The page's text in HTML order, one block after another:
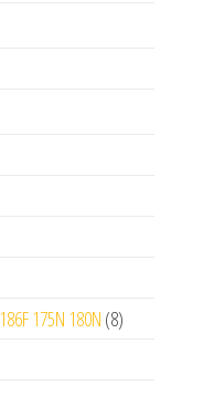
175N 180N (8)